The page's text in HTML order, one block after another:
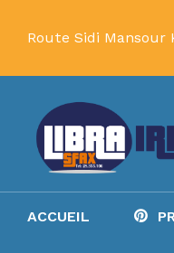
Route Sidi Mansour
ACCUEIL